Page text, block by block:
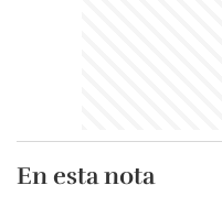
En esta nota